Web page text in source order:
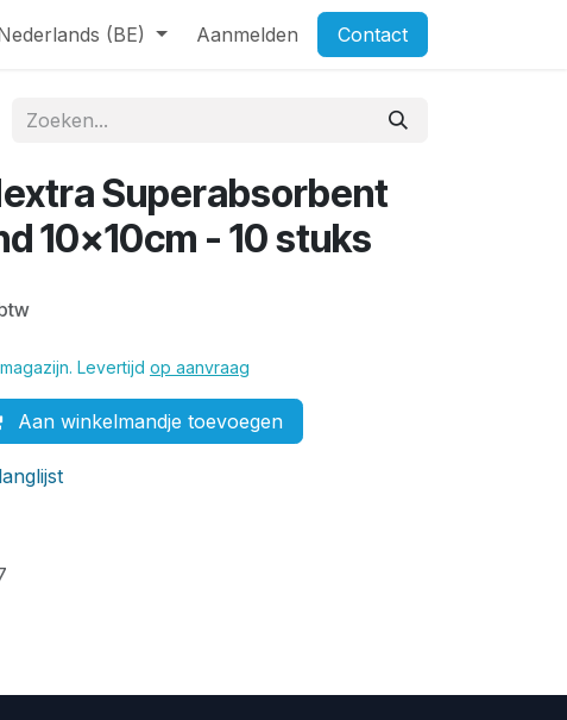
(BE) Aanmelden Contact
Superabsorbent
10x10cm - 10 stuks
Levertijd op aanvraag
Aan winkelmandje toevoegen